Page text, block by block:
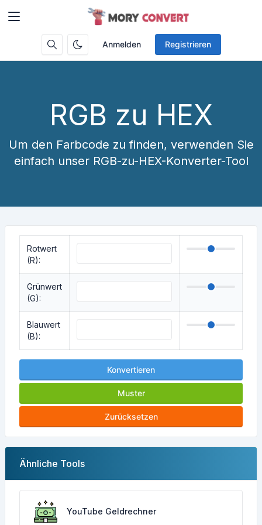
Anmelden Registrieren
RGB zu HEX
Um den Farbcode zu finden, verwenden Sie
einfach unser RGB-zu-HEX-Konverter-Tool
Rotwert
(R):
Grünwert
(G):
Blauwert
(B):
Konvertieren
Muster
Zurücksetzen
Ähnliche Tools
YouTube Geldrechner